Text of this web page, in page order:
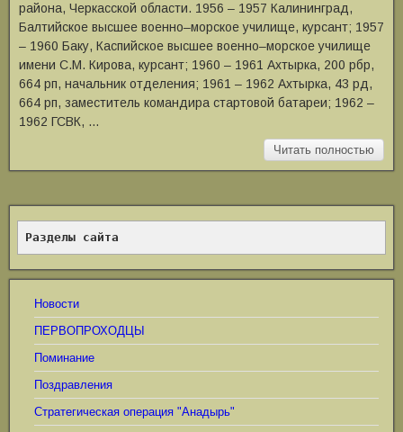
района, Черкасской области. 1956 ‒ 1957 Калининград,
Балтийское высшее военно‒морское училище, курсант; 1957
‒ 1960 Баку, Каспийское высшее военно‒морское училище
имени С.М. Кирова, курсант; 1960 ‒ 1961 Ахтырка, 200 рбр,
664 рп, начальник отделения; 1961 ‒ 1962 Ахтырка, 43 рд,
664 рп, заместитель командира стартовой батареи; 1962 ‒
1962 ГСВК, …
Читать полностью
Разделы сайта
Новости
ПЕРВОПРОХОДЦЫ
Поминание
Поздравления
Стратегическая операция "Анадырь"